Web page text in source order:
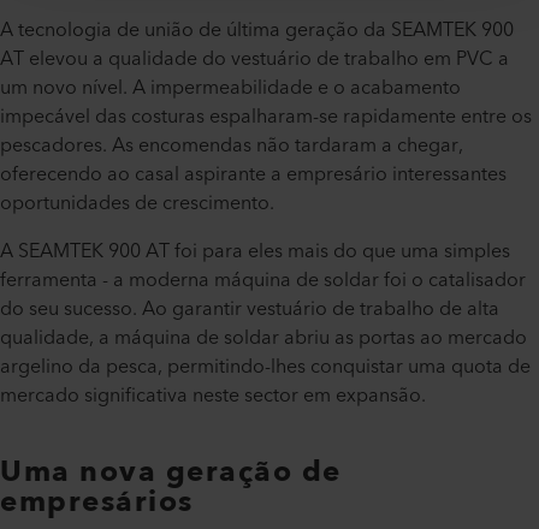
A tecnologia de união de última geração da SEAMTEK 900
AT elevou a qualidade do vestuário de trabalho em PVC a
um novo nível. A impermeabilidade e o acabamento
impecável das costuras espalharam-se rapidamente entre os
pescadores. As encomendas não tardaram a chegar,
oferecendo ao casal aspirante a empresário interessantes
oportunidades de crescimento.
A SEAMTEK 900 AT foi para eles mais do que uma simples
ferramenta - a moderna máquina de soldar foi o catalisador
do seu sucesso. Ao garantir vestuário de trabalho de alta
qualidade, a máquina de soldar abriu as portas ao mercado
argelino da pesca, permitindo-lhes conquistar uma quota de
mercado significativa neste sector em expansão.
Uma nova geração de
empresários